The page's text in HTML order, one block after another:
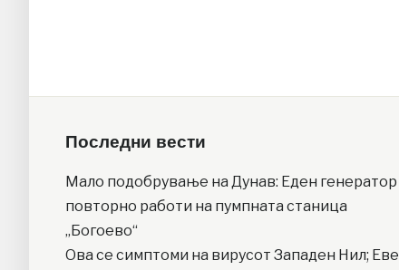
Последни вести
Мало подобрување на Дунав: Еден генератор
повторно работи на пумпната станица
„Богоево“
Ова се симптоми на вирусот Западен Нил; Еве